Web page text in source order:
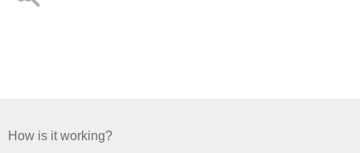
How is it working?